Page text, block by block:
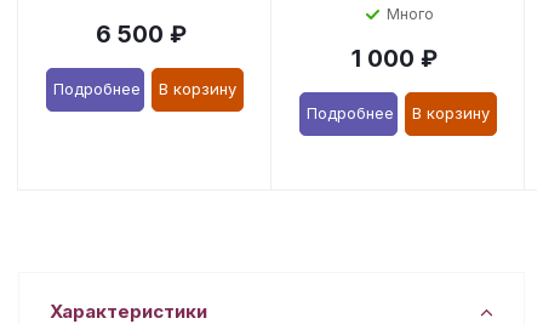
6 500 ₽
Подробнее В корзину
Много
1 000 ₽
Подробнее В корзину
Характеристики